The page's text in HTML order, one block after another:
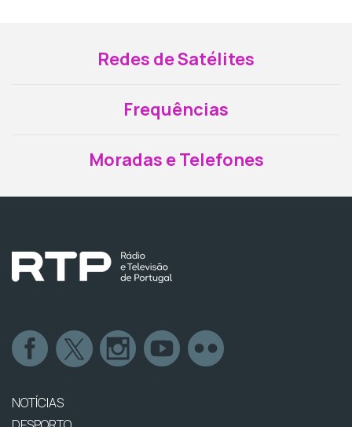
Redes de Satélites
Frequências
Moradas e Telefones
NOTÍCIAS